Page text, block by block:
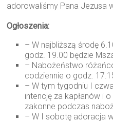
adorowaliśmy Pana Jezusa
Ogłoszenia:
– W najbliższą środę
godz. 19.00 będzie
– Nabożeństwo
codziennie o godz.
– W tym tygodniu I
intencję za kapłanów i
zakonne podczas
– W I sobotę adoracja